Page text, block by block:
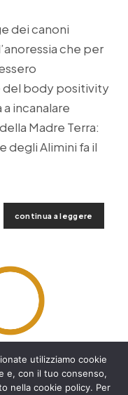
dei canoni
che per
del body positivity
incanalare
Madre Terra:
degli Alimini fa il
continua a leggere
venere
utilizziamo cookie
e, con il tuo consenso,
nella cookie policy. Per